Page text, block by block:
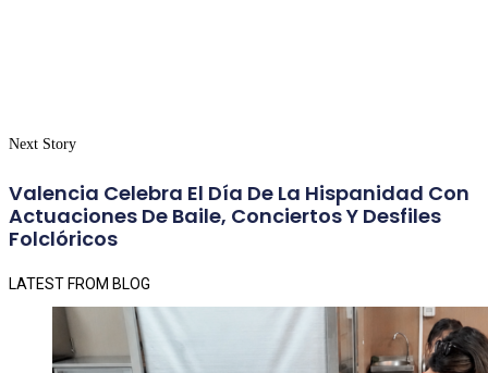
Next Story
Valencia Celebra El Día De La Hispanidad Con
Actuaciones De Baile, Conciertos Y Desfiles
Folclóricos
LATEST FROM BLOG